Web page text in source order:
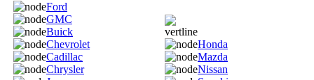
Ford
GMC
Buick
Chevrolet
Cadillac
Chrysler
Honda
Mazda
Nissan